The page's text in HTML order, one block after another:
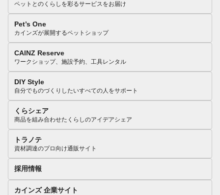
ペットとのくらしを彩るサービスをお届け
Pet’s One
カインズが展開するペットショップ
CAINZ Reserve
ワークショップ、施設予約、工具レンタル
DIY Style
自分でものづくりしたいすべての人をサポート
くらシェア
商品を組み合わせたくらしのアイデアシェア
トラノテ
資材調達のプロ向け通販サイト
採用情報
カインズ 企業サイト